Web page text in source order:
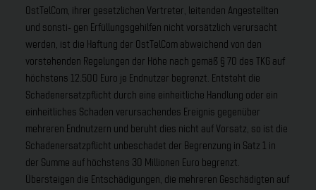
OstTelCom, ihrer gesetzlichen Vertreter, leitenden Angestellten
und sonsti- gen Erfüllungsgehilfen nicht vorsätzlich verursacht
werden, ist die Haftung der OstTelCom abweichend von den
vorstehenden Regelungen der Höhe nach gemäß § 70 des TKG auf
höchstens 12.500 Euro je Endnutzer begrenzt. Entsteht die
Schadenersatzpflicht durch eine einheitliche Handlung oder ein
einheitliches Schaden verursachendes Ereignis gegenüber
mehreren Endnutzern und beruht dies nicht auf Vorsatz, so ist die
Schadenersatzpflicht unbeschadet der Begrenzung in Satz 1 in
der Summe auf höchstens 30 Millionen Euro begrenzt.
Übersteigen die Entschädigungen, die mehreren Geschädigten auf